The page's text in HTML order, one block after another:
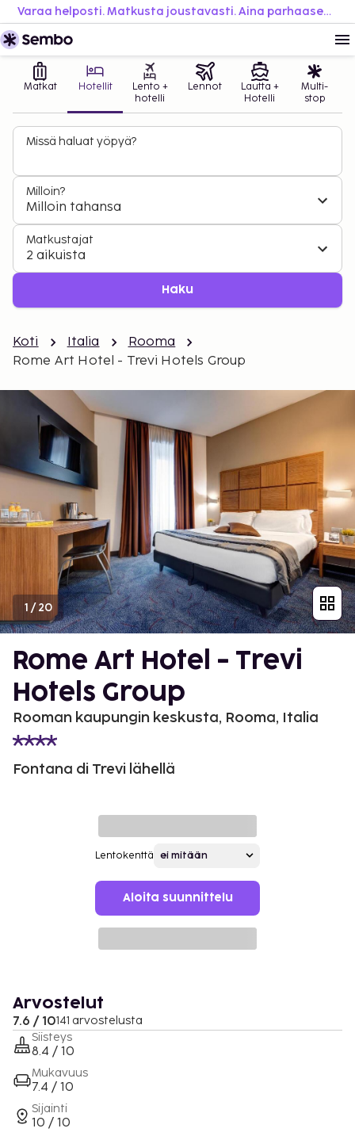
Varaa helposti. Matkusta joustavasti. Aina parhaaseen hintaan.
Matkat Hotellit
Lento +
hotelli
Lennot
Lautta +
Hotelli
Multi-
stop
Missä haluat yöpyä?
Milloin?
Milloin tahansa
Matkustajat
2 aikuista
Haku
Koti Italia
Rooma
Rome Art Hotel - Trevi Hotels Group
1 /20
Rome Art Hotel - Trevi
Hotels Group
Rooman kaupungin keskusta, Rooma, Italia
Fontana di Trevi lähellä
Lentokenttä
Aloita suunnittelu
Arvostelut
7.6 / 10141 arvostelusta
Siisteys
8.4 / 10
Mukavuus
7.4 / 10
Sijainti
10 / 10